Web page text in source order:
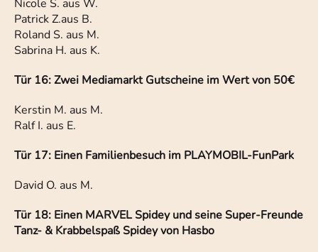
Nicole S. aus W.
Patrick Z.aus B.
Roland S. aus M.
Sabrina H. aus K.
Tür 16: Zwei Mediamarkt Gutscheine im Wert von 50€
Kerstin M. aus M.
Ralf I. aus E.
Tür 17: Einen Familienbesuch im PLAYMOBIL-FunPark
David O. aus M.
Tür 18: Einen MARVEL Spidey und seine Super-Freunde
Tanz- & Krabbelspaß Spidey von Hasbo